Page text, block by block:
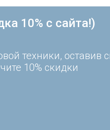
10% с сайта!)
техники, оставив
10% скидки